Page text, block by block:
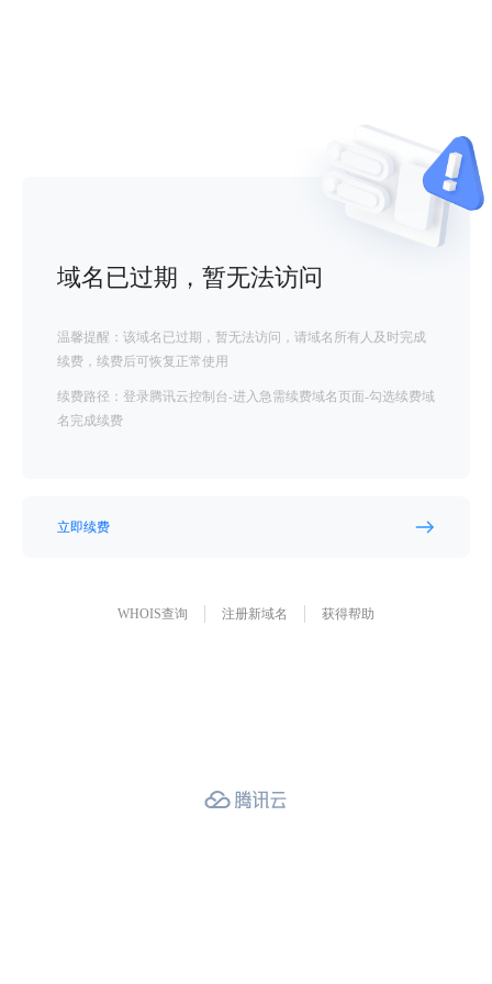
域名已过期，暂无法访问
温馨提醒：该域名已过期，暂无法访问，请域名所有人及时完成
续费，续费后可恢复正常使用
续费路径：登录腾讯云控制台-进入急需续费域名页面-勾选续费域
名完成续费
立即续费
WHOIS查询 注册新域名 获得帮助